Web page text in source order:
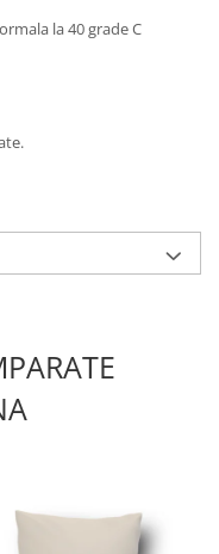
la 40 grade C